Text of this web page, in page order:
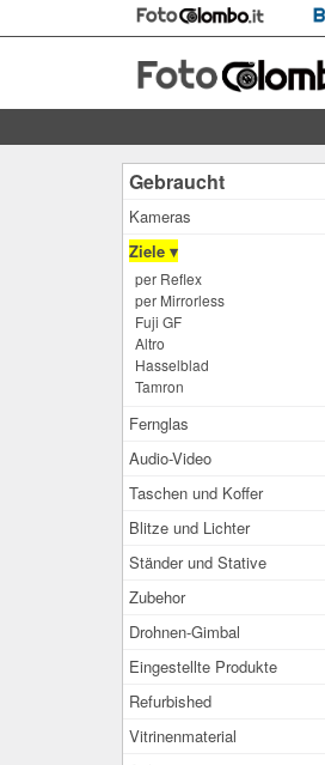
Gebraucht
Kameras
Ziele ▾
per Reflex
per Mirrorless
Fuji GF
Altro
Hasselblad
Tamron
Fernglas
Audio-Video
Taschen und Koffer
Blitze und Lichter
Ständer und Stative
Zubehor
Drohnen-Gimbal
Eingestellte Produkte
Refurbished
Vitrinenmaterial